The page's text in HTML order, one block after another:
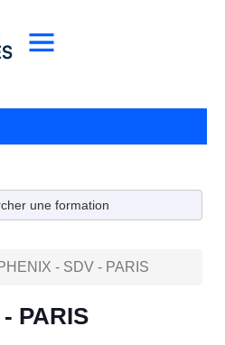
une formation
PHENIX - SDV - PARIS
PARIS